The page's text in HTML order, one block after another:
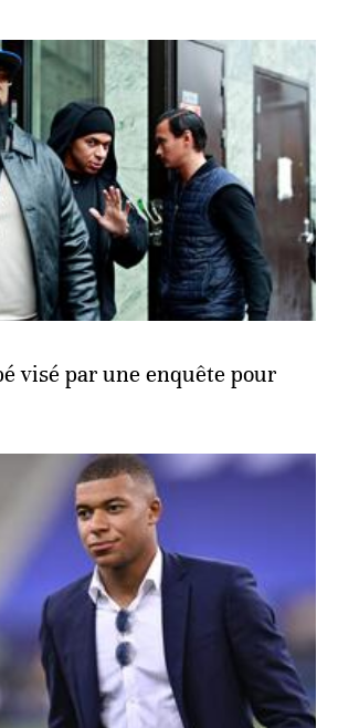
visé par une enquête pour